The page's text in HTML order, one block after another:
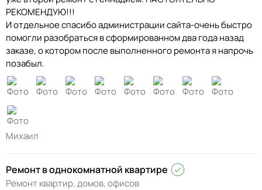
РЕКОМЕНДУЮ!!!
И отдельное спасибо администрации сайта-очень быстро
помогли разобраться в сформированном два года назад
заказе, о котором после выполненного ремонта я напрочь
позабыл.
Михаил
Ремонт в однокомнатной квартире
Ремонт квартир, домов, офисов